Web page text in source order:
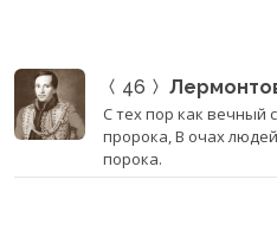
46
С тех пор как вечный
пророка, В очах
порока.